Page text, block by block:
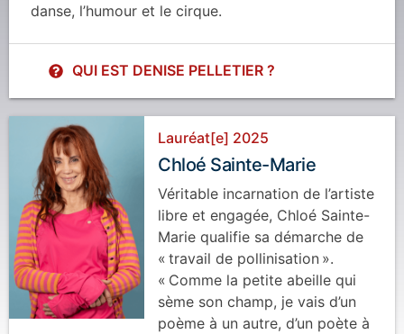
danse, l’humour et le cirque.
QUI EST DENISE PELLETIER ?
Lauréat[e] 2025
Chloé Sainte-Marie
Véritable incarnation de l’artiste
libre et engagée, Chloé Sainte-
Marie qualifie sa démarche de
« travail de pollinisation ».
« Comme la petite abeille qui
sème son champ, je vais d’un
poème à un autre, d’un poète à